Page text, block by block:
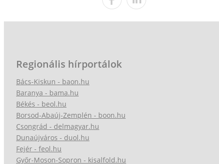
Regionális hírportálok
Bács-Kiskun - baon.hu
Baranya - bama.hu
Békés - beol.hu
Borsod-Abaúj-Zemplén - boon.hu
Csongrád - delmagyar.hu
Dunaújváros - duol.hu
Fejér - feol.hu
Győr-Moson-Sopron - kisalfold.hu